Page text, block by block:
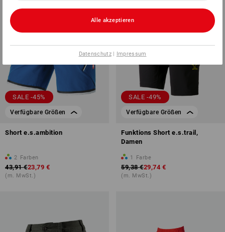
SALE -45%
Verfügbare Größen
Short e.s.ambition
2 Farben
43,91 €23,79 €
(m. MwSt.)
SALE -49%
Verfügbare Größen
Funktions Short e.s.trail,
Damen
1 Farbe
59,38 €29,74 €
(m. MwSt.)
Alle akzeptieren
Datenschutz| Impressum